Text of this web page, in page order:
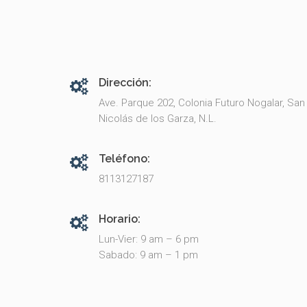
Dirección:
Ave. Parque 202, Colonia Futuro Nogalar, San
Nicolás de los Garza, N.L.
Teléfono:
8113127187
Horario:
Lun-Vier: 9 am – 6 pm
Sabado: 9 am – 1 pm